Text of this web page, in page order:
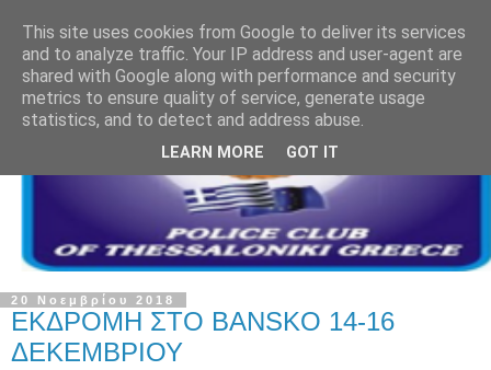
20 Νοεμβρίου 2018
ΕΚΔΡΟΜΗ ΣΤΟ BANSKO 14-16
ΔΕΚΕΜΒΡΙΟΥ
This site uses cookies from Google to deliver its services
and to analyze traffic. Your IP address and user-agent are
shared with Google along with performance and security
metrics to ensure quality of service, generate usage
statistics, and to detect and address abuse.
LEARN MORE GOT IT